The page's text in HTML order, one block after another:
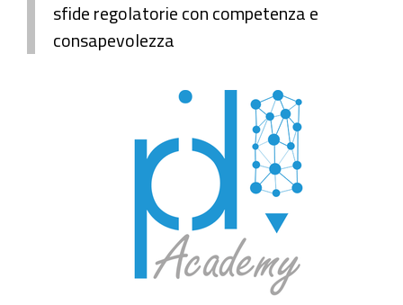
sfide regolatorie con competenza e
consapevolezza